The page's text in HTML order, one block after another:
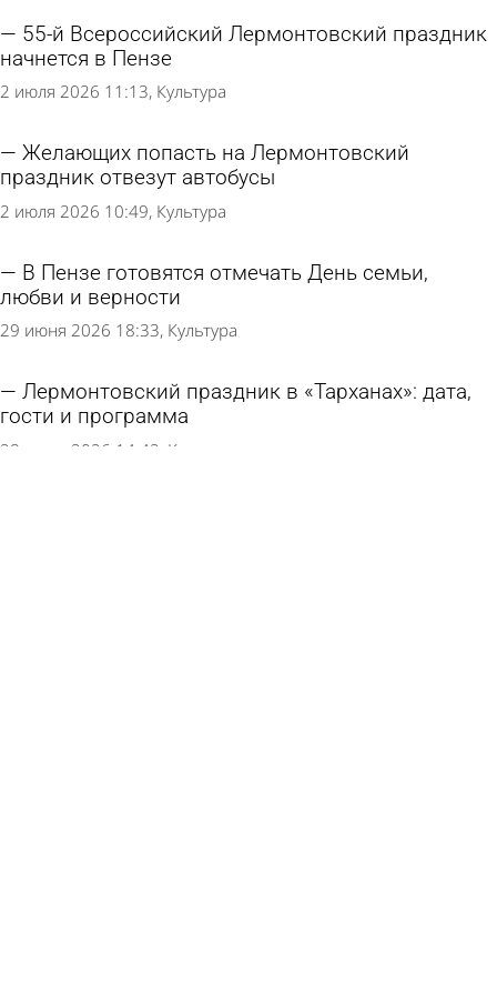
55-й Всероссийский Лермонтовский праздник
начнется в Пензе
2 июля 2026 11:13 Культура
Желающих попасть на Лермонтовский
праздник отвезут автобусы
2 июля 2026 10:49 Культура
В Пензе готовятся отмечать День семьи,
любви и верности
29 июня 2026 18:33 Культура
Лермонтовский праздник в «Тарханах»: дата,
гости и программа
28 июня 2026 14:42 Культура